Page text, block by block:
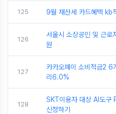
125 9월 재산세 카드혜택 kb
126
서울시 소상공인 및 근로
원
127
카카오페이 소비적금2 6
리6.0%
128
SKT이용자 대상 AI도
신청하기